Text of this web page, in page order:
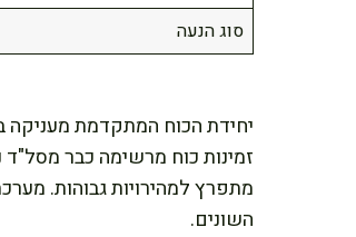
סוג הנעה
יחידת הכוח המתקדמת מעניקה
זמינות כוח מרשימה כבר
מתפרץ למהירויות גבוהות.
השונים.